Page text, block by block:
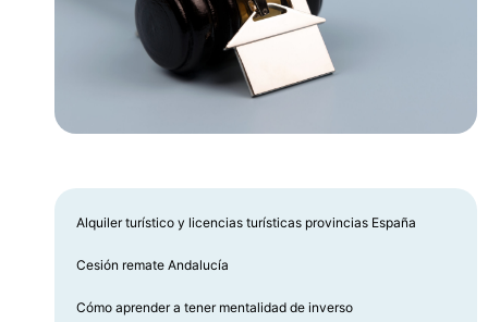
Alquiler turístico y licencias turísticas provincias España
Cesión remate Andalucía
Cómo aprender a tener mentalidad de inverso